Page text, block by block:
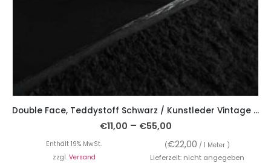
Double Face, Teddystoff Schwarz / Kunstleder Vintage Optik
€11,00 – €55,00
Enthält 19% MwSt. (€22,00 / 1 Meter )
zzgl. Versand Lieferzeit: nicht angegeben